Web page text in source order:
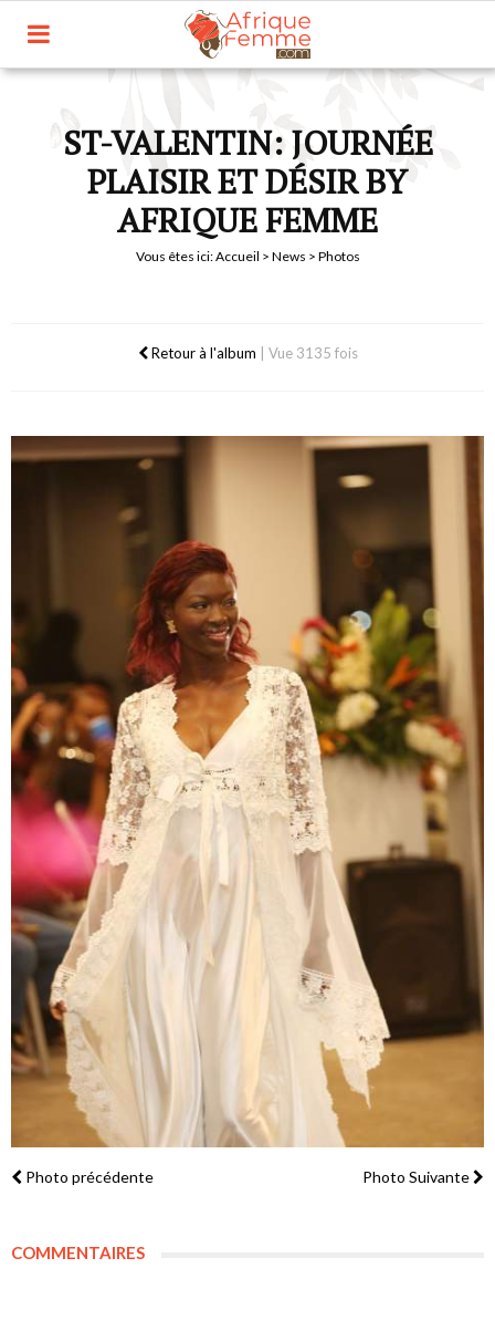
ST-VALENTIN: JOURNÉE
PLAISIR ET DÉSIR BY
AFRIQUE FEMME
Vous êtes ici:Accueil > News > Photos
Retour à l'album Vue 3135 fois
Photo précédente Photo Suivante
COMMENTAIRES